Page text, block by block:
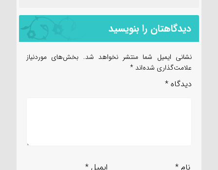
دیدگاهتان را بنویسید
نشانی ایمیل شما منتشر نخواهد شد. بخش‌های موردنیاز
علامت‌گذاری شده‌اند *
دیدگاه *
نام* ایمیل*